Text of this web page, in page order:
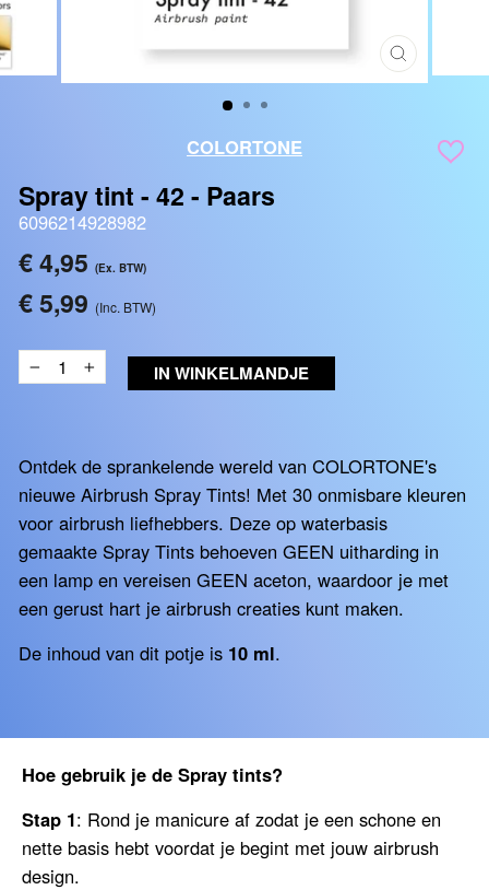
SLUITEN
(ESC)
COLORTONE
Spray tint - 42 - Paars
6096214928982
Reguliere
€ 4,95 (Ex. BTW)
€ 5,99 (Inc. BTW)
− + IN WINKELMANDJE
Ontdek de sprankelende wereld van COLORTONE's
nieuwe Airbrush Spray Tints! Met 30 onmisbare kleuren
voor airbrush liefhebbers. Deze op waterbasis
gemaakte Spray Tints behoeven GEEN uitharding in
een lamp en vereisen GEEN aceton, waardoor je met
een gerust hart je airbrush creaties kunt maken.
De inhoud van dit potje is 10 ml.
Hoe gebruik je de Spray tints?
Stap 1: Rond je manicure af zodat je een schone en
nette basis hebt voordat je begint met jouw airbrush
design.